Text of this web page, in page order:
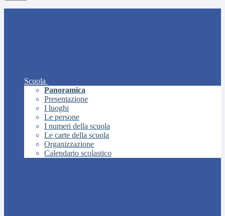
Scuola
Panoramica
Presentazione
I luoghi
Le persone
I numeri della scuola
Le carte della scuola
Organizzazione
Calendario scolastico